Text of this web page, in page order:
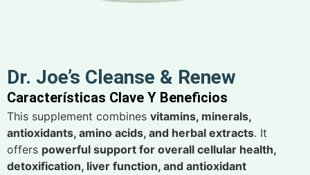
Dr. Joe’s Cleanse & Renew
Características Clave Y Beneficios
This supplement combines vitamins, minerals,
antioxidants, amino acids, and herbal extracts. It
offers powerful support for overall cellular health,
detoxification, liver function, and antioxidant